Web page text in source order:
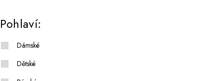
Pohlaví:
Dámské
Dětské